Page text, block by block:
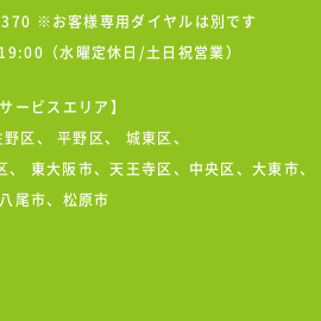
※お客様専用ダイヤルは別です
（水曜定休日/土日祝営業）
サービスエリア】
野区 、平野区、 城東区 、
、 東大阪市、天王寺区、中央区、大東市、
八尾市、松原市